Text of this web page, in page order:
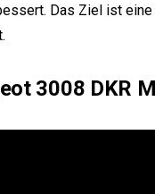
Das Ziel ist eine
3008 DKR